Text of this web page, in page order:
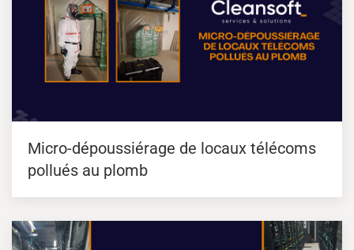
Micro-dépoussiérage de locaux télécoms
pollués au plomb